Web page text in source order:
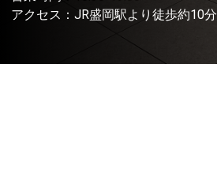
アクセス：JR盛岡駅より徒歩約10分